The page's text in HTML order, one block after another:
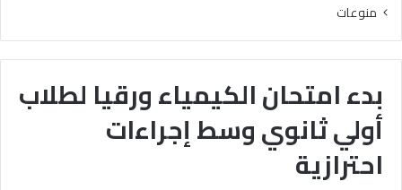
بدء امتحان الكيمياء ورقيا لطلاب
أولي ثانوي وسط إجراءات
احترازية
منوعات